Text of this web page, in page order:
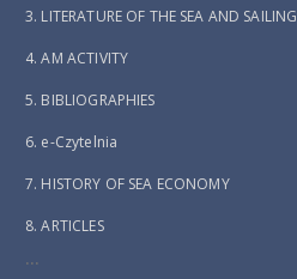
3. LITERATURE OF THE SEA AND SAILING
4. AM ACTIVITY
5. BIBLIOGRAPHIES
6. e-Czytelnia
7. HISTORY OF SEA ECONOMY
8. ARTICLES
...